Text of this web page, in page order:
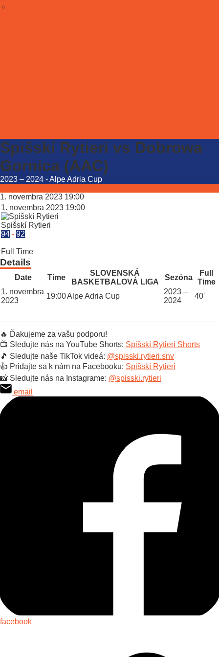
Spišskí Rytieri vs Dobrowa
Gornica (AAC)
2023 – 2024 -Alpe Adria Cup
1. novembra 2023 19:00
1. novembra 2023 19:00
Spišskí Rytieri
94 - 92
Full Time
Details
Date Time
SLOVENSKÁ
BASKETBALOVÁ LIGA
Sezóna
Full
Time
1. novembra
2023
19:00Alpe Adria Cup
2023 –
2024
40'
🔥 Ďakujeme za vašu podporu!
📺 Sledujte nás na YouTube Shorts: Spišskí Rytieri Shorts
🎵 Sledujte naše TikTok videá: @spisski.rytieri.snv
👍 Pridajte sa k nám na Facebooku: Spišskí Rytieri
📸 Sledujte nás na Instagrame: @spisski.rytieri
email
facebook